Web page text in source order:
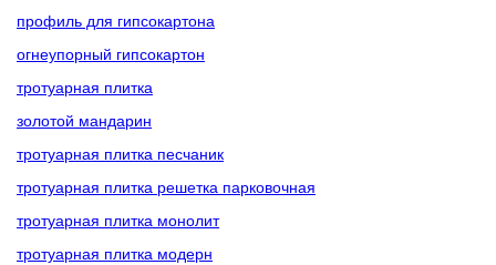
профиль для гипсокартона
огнеупорный гипсокартон
тротуарная плитка
золотой мандарин
тротуарная плитка песчаник
тротуарная плитка решетка парковочная
тротуарная плитка монолит
тротуарная плитка модерн